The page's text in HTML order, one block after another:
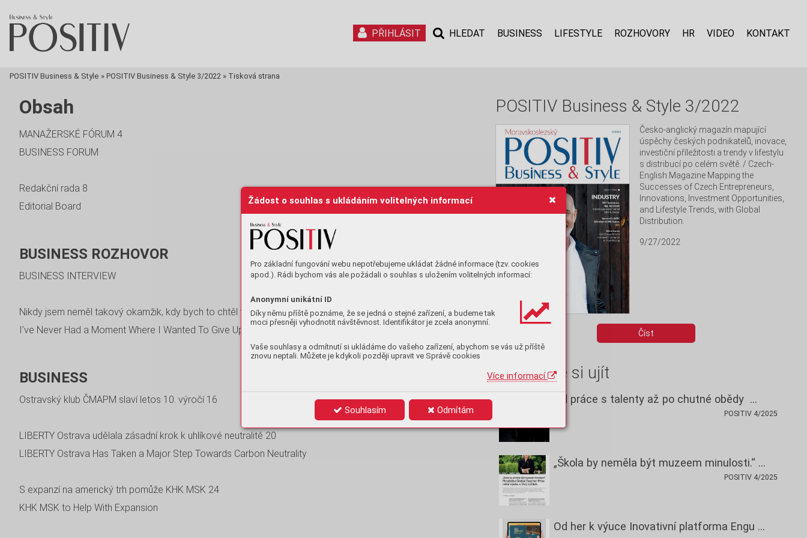
Žádost o souhlas s ukládáním volitelných informací
Pro základní fungování webu nepotřebujeme ukládat žádné informace (tzv. cookies
apod.). Rádi bychom vás ale požádali o souhlas s uložením volitelných informací:
Anonymní unikátní ID
Díky němu příště poznáme, že se jedná o stejné zařízení, a budeme tak
moci přesněji vyhodnotit návštěvnost. Identifikátor je zcela anonymní.
Vaše souhlasy a odmítnutí si ukládáme do vašeho zařízení, abychom se vás už příště
znovu neptali. Můžete je kdykoli později upravit ve Správě cookies
Více informací
Souhlasím Odmítám
PŘIHLÁSIT HLEDAT BUSINESS LIFESTYLE ROZHOVORY HR VIDEO KONTAKT
POSITIV Business & Style » POSITIV Business & Style 3/2022 » Tisková strana
Obsah
MANAŽERSKÉ FÓRUM 4
BUSINESS FORUM
Redakční rada 8
Editorial Board
BUSINESS ROZHOVOR
BUSINESS INTERVIEW
Nikdy jsem neměl takový okamžik, kdy bych to chtěl vzdát 10
I’ve Never Had a Moment Where I Wanted To Give Up
BUSINESS
Ostravský klub ČMAPM slaví letos 10. výročí 16
LIBERTY Ostrava udělala zásadní krok k uhlíkové neutralitě 20
LIBERTY Ostrava Has Taken a Major Step Towards Carbon Neutrality
S expanzí na americký trh pomůže KHK MSK 24
KHK MSK to Help With Expansion
POSITIV Business & Style 3/2022
Česko-anglický magazín mapující
úspěchy českých podnikatelů, inovace,
investiční příležitosti a trendy v lifestylu
s distribucí po celém světě. / Czech-
English Magazine Mapping the
Successes of Czech Entrepreneurs,
Innovations, Investment Opportunities,
and Lifestyle Trends, with Global
Distribution.
9/27/2022
Číst
Nenechte si ujít
Od práce s talenty až po chutné obědy …
POSITIV 4/2025
„Škola by neměla být muzeem minulosti.“ …
POSITIV 4/2025
Od her k výuce Inovativní platforma Engu …